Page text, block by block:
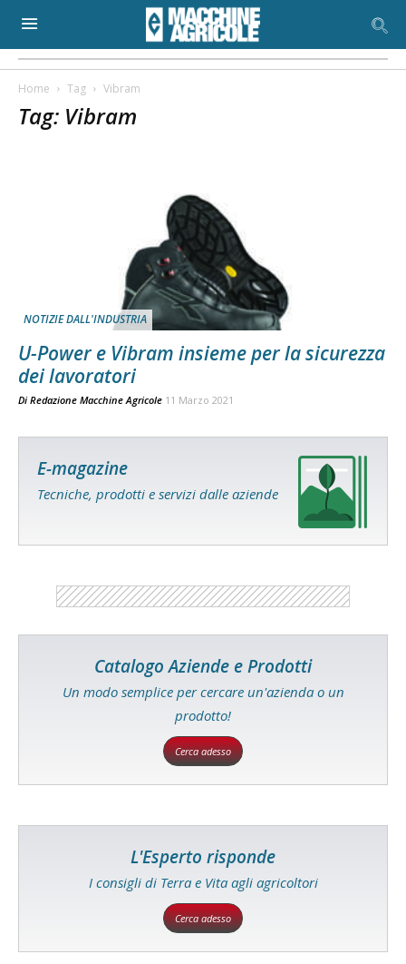
Home Tag Vibram
Tag: Vibram
NOTIZIE DALL'INDUSTRIA
U-Power e Vibram insieme per la sicurezza
dei lavoratori
Di Redazione Macchine Agricole 11 Marzo 2021
E-magazine
Tecniche, prodotti e servizi dalle aziende
Catalogo Aziende e Prodotti
Un modo semplice per cercare un'azienda o un
prodotto!
Cerca adesso
L'Esperto risponde
I consigli di Terra e Vita agli agricoltori
Cerca adesso